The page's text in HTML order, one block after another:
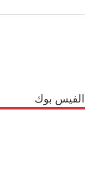
بوك